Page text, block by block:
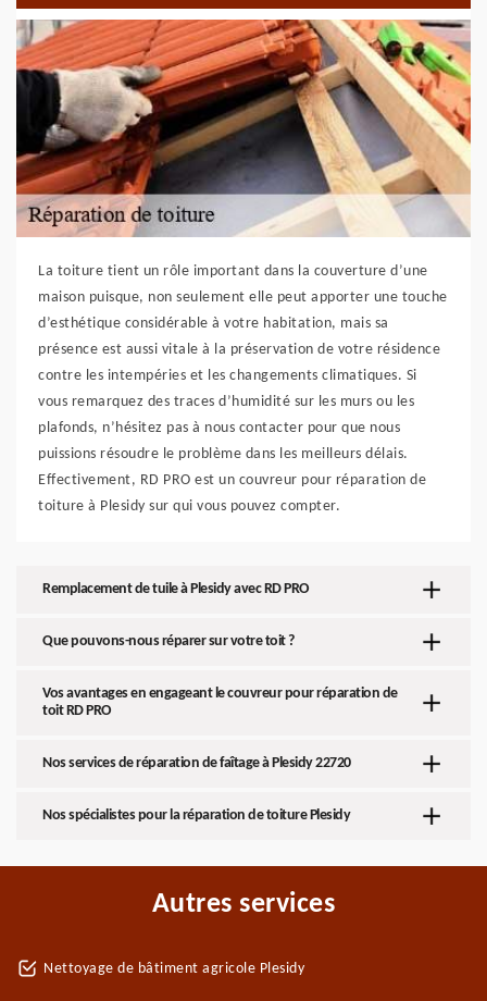
La toiture tient un rôle important dans la couverture d’une
maison puisque, non seulement elle peut apporter une touche
d’esthétique considérable à votre habitation, mais sa
présence est aussi vitale à la préservation de votre résidence
contre les intempéries et les changements climatiques. Si
vous remarquez des traces d’humidité sur les murs ou les
plafonds, n’hésitez pas à nous contacter pour que nous
puissions résoudre le problème dans les meilleurs délais.
Effectivement, RD PRO est un couvreur pour réparation de
toiture à Plesidy sur qui vous pouvez compter.
Remplacement de tuile à Plesidy avec RD PRO
Que pouvons-nous réparer sur votre toit ?
Vos avantages en engageant le couvreur pour réparation de
toit RD PRO
Nos services de réparation de faîtage à Plesidy 22720
Nos spécialistes pour la réparation de toiture Plesidy
Autres services
Nettoyage de bâtiment agricole Plesidy